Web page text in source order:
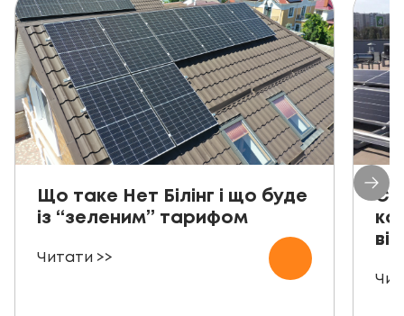
Що таке Нет Білінг і що буде
із “зеленим” тарифом
Читати >>